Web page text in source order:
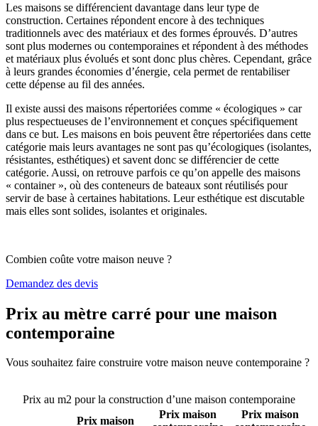
Les maisons se différencient davantage dans leur type de
construction. Certaines répondent encore à des techniques
traditionnels avec des matériaux et des formes éprouvés. D’autres
sont plus modernes ou contemporaines et répondent à des méthodes
et matériaux plus évolués et sont donc plus chères. Cependant, grâce
à leurs grandes économies d’énergie, cela permet de rentabiliser
cette dépense au fil des années.
Il existe aussi des maisons répertoriées comme « écologiques » car
plus respectueuses de l’environnement et conçues spécifiquement
dans ce but. Les maisons en bois peuvent être répertoriées dans cette
catégorie mais leurs avantages ne sont pas qu’écologiques (isolantes,
résistantes, esthétiques) et savent donc se différencier de cette
catégorie. Aussi, on retrouve parfois ce qu’on appelle des maisons
« container », où des conteneurs de bateaux sont réutilisés pour
servir de base à certaines habitations. Leur esthétique est discutable
mais elles sont solides, isolantes et originales.
Combien coûte votre maison neuve ?
Demandez des devis
Prix au mètre carré pour une maison
contemporaine
Vous souhaitez faire construire votre maison neuve contemporaine ?
Prix au m2 pour la construction d’une maison contemporaine
Prix maison
Prix maison
Prix maison